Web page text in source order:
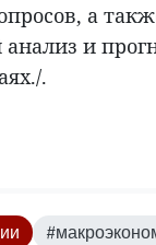
а
и
.